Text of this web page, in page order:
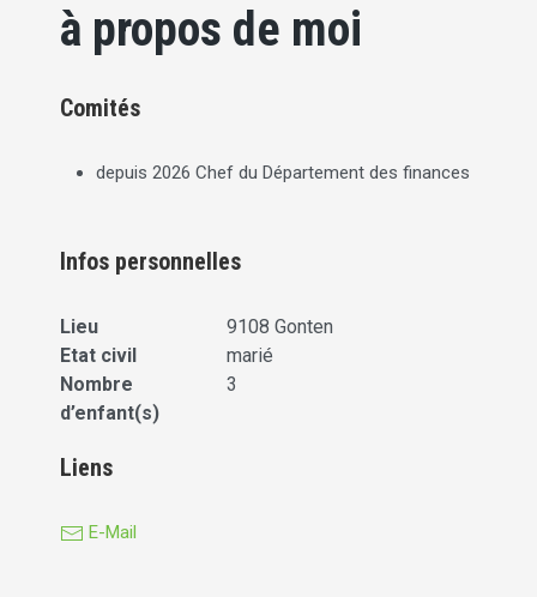
à propos de moi
Comités
depuis 2026 Chef du Département des finances
Infos personnelles
Lieu
9108 Gonten
Etat civil
marié
Nombre
d’enfant(s)
3
Liens
E-Mail